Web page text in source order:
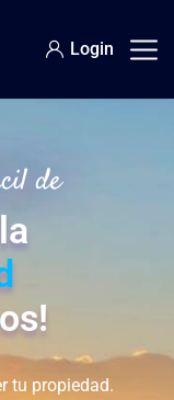
Login
de
tu propiedad.